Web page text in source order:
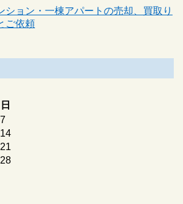
ション・一棟アパートの売却、買取り
ご依頼
日
7
14
21
28